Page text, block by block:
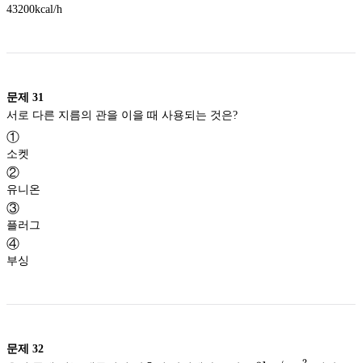
43200kcal/h
문제 31
①
소켓
②
유니온
③
플러그
④
부싱
문제 32